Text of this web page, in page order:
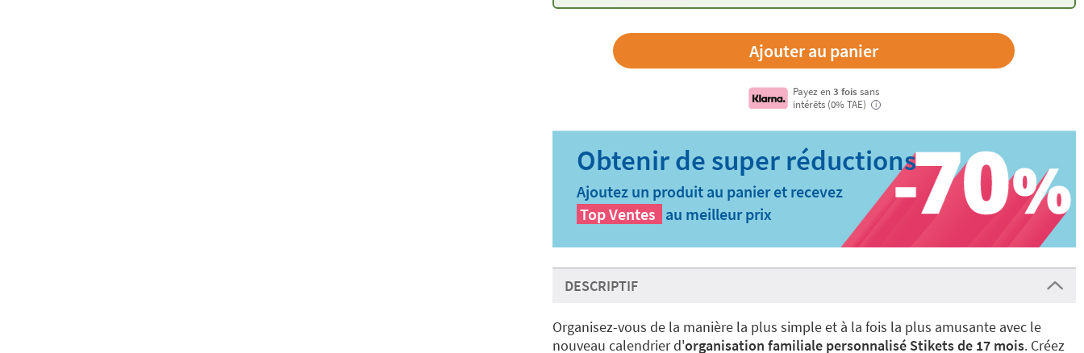
Payez en 3 fois sans
intérêts (0% TAE)
i
Ajoutez un produit au panier et recevez
Top Ventes au meilleur prix
DESCRIPTIF
Organisez-vous de la manière la plus simple et à la fois la plus amusante avec le
nouveau calendrier d'organisation familiale personnalisé Stikets de 17 mois. Créez